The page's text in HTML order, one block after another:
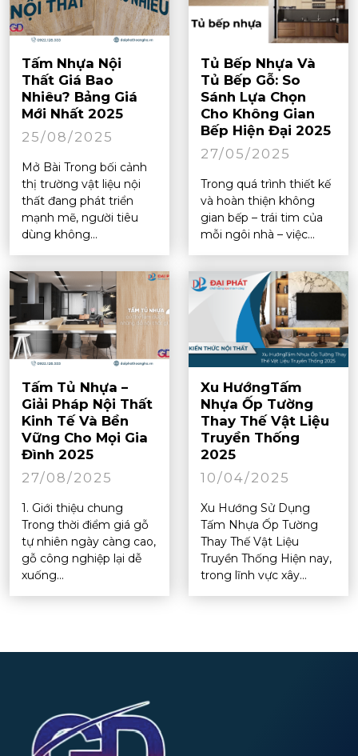
Tấm Nhựa Nội
Thất Giá Bao
Nhiêu? Bảng Giá
Mới Nhất 2025
25/08/2025
Mở Bài Trong bối cảnh
thị trường vật liệu nội
thất đang phát triển
mạnh mẽ, người tiêu
dùng không...
Tủ Bếp Nhựa Và
Tủ Bếp Gỗ: So
Sánh Lựa Chọn
Cho Không Gian
Bếp Hiện Đại 2025
27/05/2025
Trong quá trình thiết kế
và hoàn thiện không
gian bếp – trái tim của
mỗi ngôi nhà – việc...
Tấm Tủ Nhựa –
Giải Pháp Nội Thất
Kinh Tế Và Bền
Vững Cho Mọi Gia
Đình 2025
27/08/2025
1. Giới thiệu chung
Trong thời điểm giá gỗ
tự nhiên ngày càng cao,
gỗ công nghiệp lại dễ
xuống...
Xu HướngTấm
Nhựa Ốp Tường
Thay Thế Vật Liệu
Truyền Thống
2025
10/04/2025
Xu Hướng Sử Dụng
Tấm Nhựa Ốp Tường
Thay Thế Vật Liệu
Truyền Thống Hiện nay,
trong lĩnh vực xây...